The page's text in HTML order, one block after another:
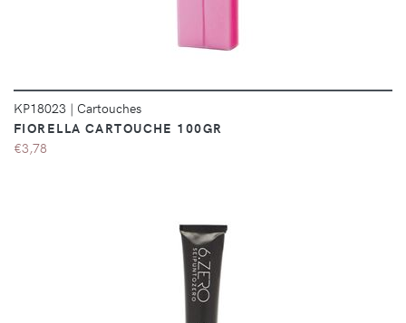
KP18023 | Cartouches
FIORELLA CARTOUCHE 100GR
€3,78
DÉTAILS